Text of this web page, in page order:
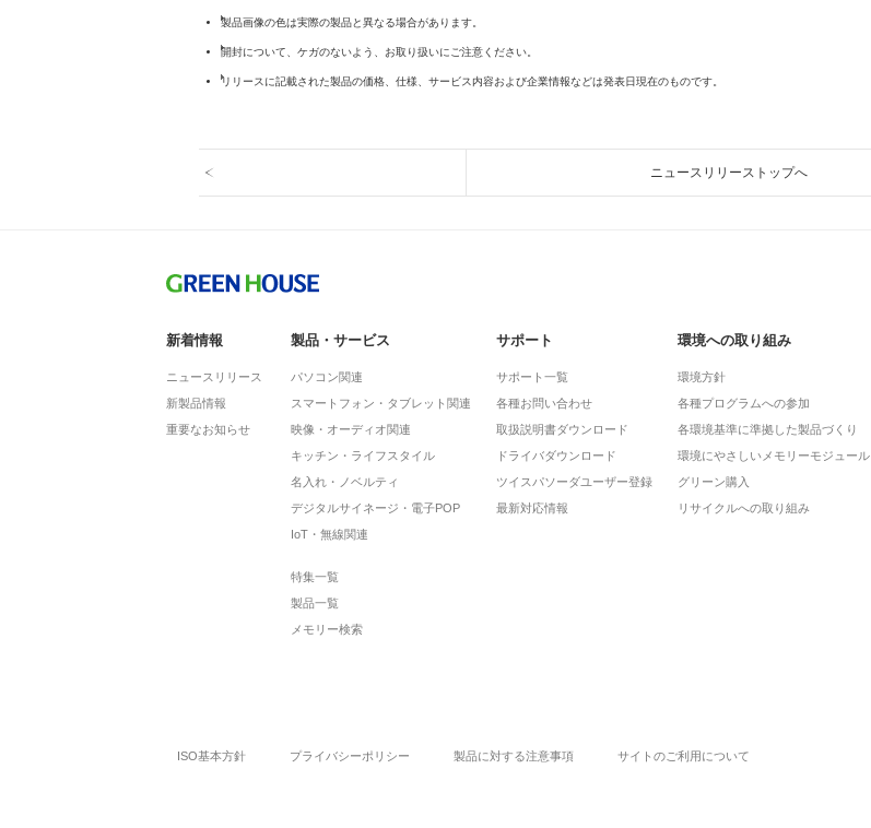
製品画像の色は実際の製品と異なる場合があります。
開封について、ケガのないよう、お取り扱いにご注意ください。
リリースに記載された製品の価格、仕様、サービス内容および企業情報などは発表日現在のものです。
ニュースリリーストップへ
新着情報
ニュースリリース
新製品情報
重要なお知らせ
製品・サービス
パソコン関連
スマートフォン・タブレット関連
映像・オーディオ関連
キッチン・ライフスタイル
名入れ・ノベルティ
デジタルサイネージ・電子POP
IoT・無線関連
特集一覧
製品一覧
メモリー検索
サポート
サポート一覧
各種お問い合わせ
取扱説明書ダウンロード
ドライバダウンロード
ツイスパソーダユーザー登録
最新対応情報
環境への取り組み
環境方針
各種プログラムへの参加
各環境基準に準拠した製品づくり
環境にやさしいメモリーモジュール
グリーン購入
リサイクルへの取り組み
ISO基本方針 プライバシーポリシー 製品に対する注意事項 サイトのご利用について